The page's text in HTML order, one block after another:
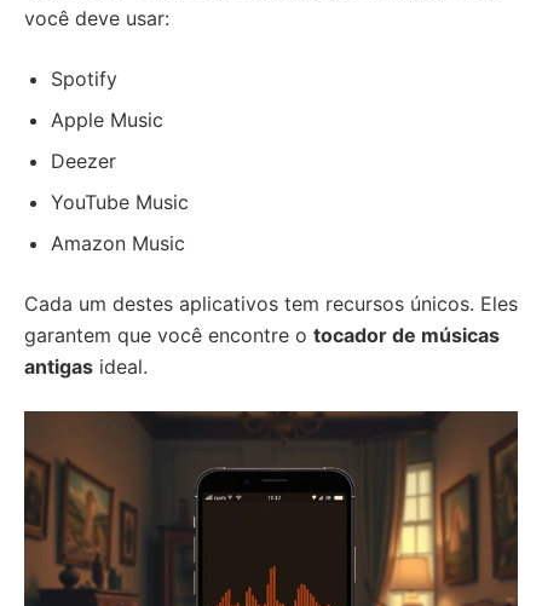
você deve usar:
Spotify
Apple Music
Deezer
YouTube Music
Amazon Music
Cada um destes aplicativos tem recursos únicos. Eles
garantem que você encontre o tocador de músicas
antigas ideal.